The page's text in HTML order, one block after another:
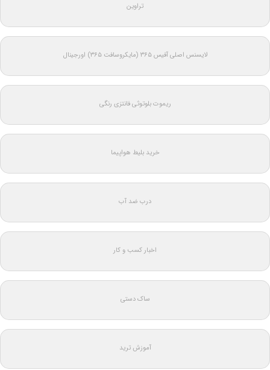
تراوین
لایسنس اصلی آفیس ۳۶۵ (مایکروسافت ۳۶۵) اورجینال
ریموت بلوتوثی فانتزی رنگی
خرید بلیط هواپیما
درب ضد آب
اخبار کسب و کار
ساک دستی
آموزش ترید